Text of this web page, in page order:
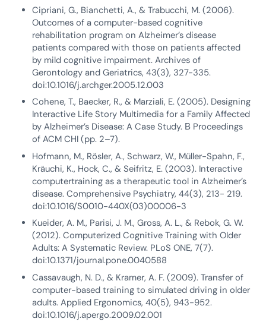
Cipriani, G., Bianchetti, A., & Trabucchi, M. (2006).
Outcomes of a computer-based cognitive
rehabilitation program on Alzheimer’s disease
patients compared with those on patients affected
by mild cognitive impairment. Archives of
Gerontology and Geriatrics, 43(3), 327-335.
doi:10.1016/j.archger.2005.12.003
Cohene, T., Baecker, R., & Marziali, E. (2005). Designing
Interactive Life Story Multimedia for a Family Affected
by Alzheimer’s Disease: A Case Study. В Proceedings
of ACM CHI (pp. 2–7).
Hofmann, M., Rösler, A., Schwarz, W., Müller-Spahn, F.,
Kräuchi, K., Hock, C., & Seifritz, E. (2003). Interactive
computertraining as a therapeutic tool in Alzheimer’s
disease. Comprehensive Psychiatry, 44(3), 213- 219.
doi:10.1016/S0010-440X(03)00006-3
Kueider, A. M., Parisi, J. M., Gross, A. L., & Rebok, G. W.
(2012). Computerized Cognitive Training with Older
Adults: A Systematic Review. PLoS ONE, 7(7).
doi:10.1371/journal.pone.0040588
Cassavaugh, N. D., & Kramer, A. F. (2009). Transfer of
computer-based training to simulated driving in older
adults. Applied Ergonomics, 40(5), 943-952.
doi:10.1016/j.apergo.2009.02.001